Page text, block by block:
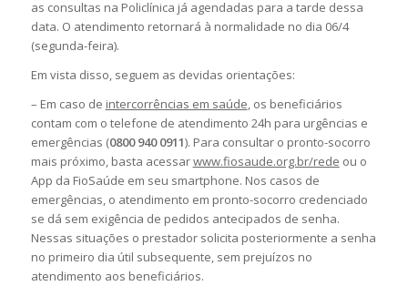
as consultas na Policlínica já agendadas para a tarde dessa
data. O atendimento retornará à normalidade no dia 06/4
(segunda-feira).
Em vista disso, seguem as devidas orientações:
– Em caso de intercorrências em saúde, os beneficiários
contam com o telefone de atendimento 24h para urgências e
emergências (0800 940 0911). Para consultar o pronto-socorro
mais próximo, basta acessarwww.fiosaude.org.br/rede ou o
App da FioSaúde em seu smartphone. Nos casos de
emergências, o atendimento em pronto-socorro credenciado
se dá sem exigência de pedidos antecipados de senha.
Nessas situações o prestador solicita posteriormente a senha
no primeiro dia útil subsequente, sem prejuízos no
atendimento aos beneficiários.